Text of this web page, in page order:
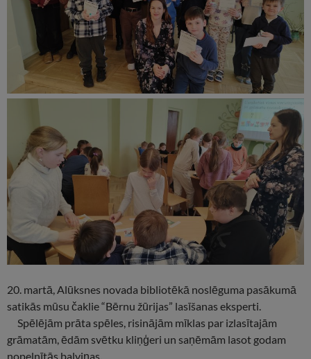
20. martā, Alūksnes novada bibliotēkā noslēguma pasākumā
satikās mūsu čaklie “Bērnu žūrijas” lasīšanas eksperti.
Spēlējām prāta spēles, risinājām mīklas par izlasītajām
grāmatām, ēdām svētku kliņģeri un saņēmām lasot godam
nopelnītās balviņas.